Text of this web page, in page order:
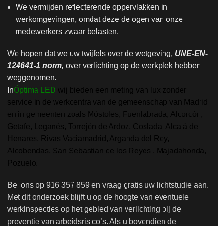
We vermijden reflecterende oppervlakken in
werkomgevingen, omdat deze de ogen van onze
medewerkers zwaar belasten.
We hopen dat we uw twijfels over de wetgeving, UNE-EN-
124641-1 norm, over verlichting op de werkplek hebben
weggenomen.
InÓptima LED wij bieden een meting van lux zonder
service in de werkcentra van de gemeenschap van Madrid
en in gemeenten zoals Móstoles, Fuenlabrada, Alcorcón,
Getafe, Leganés, Torrejón de Ardoz, Coslada, Alcalá de
Henares, Rivas Vaciamadrid, Arganda del Rey,
Alcobendas, San Sebastian de los Reyes , Majadahonda,
Pozuelo.
Bel ons op 916 357 859 en vraag gratis uw lichtstudie aan.
Met dit onderzoek blijft u op de hoogte van eventuele
werkinspecties op het gebied van verlichting bij de
preventie van arbeidsrisico’s. Als u bovendien de